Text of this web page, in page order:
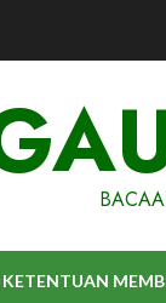
KETENTUAN